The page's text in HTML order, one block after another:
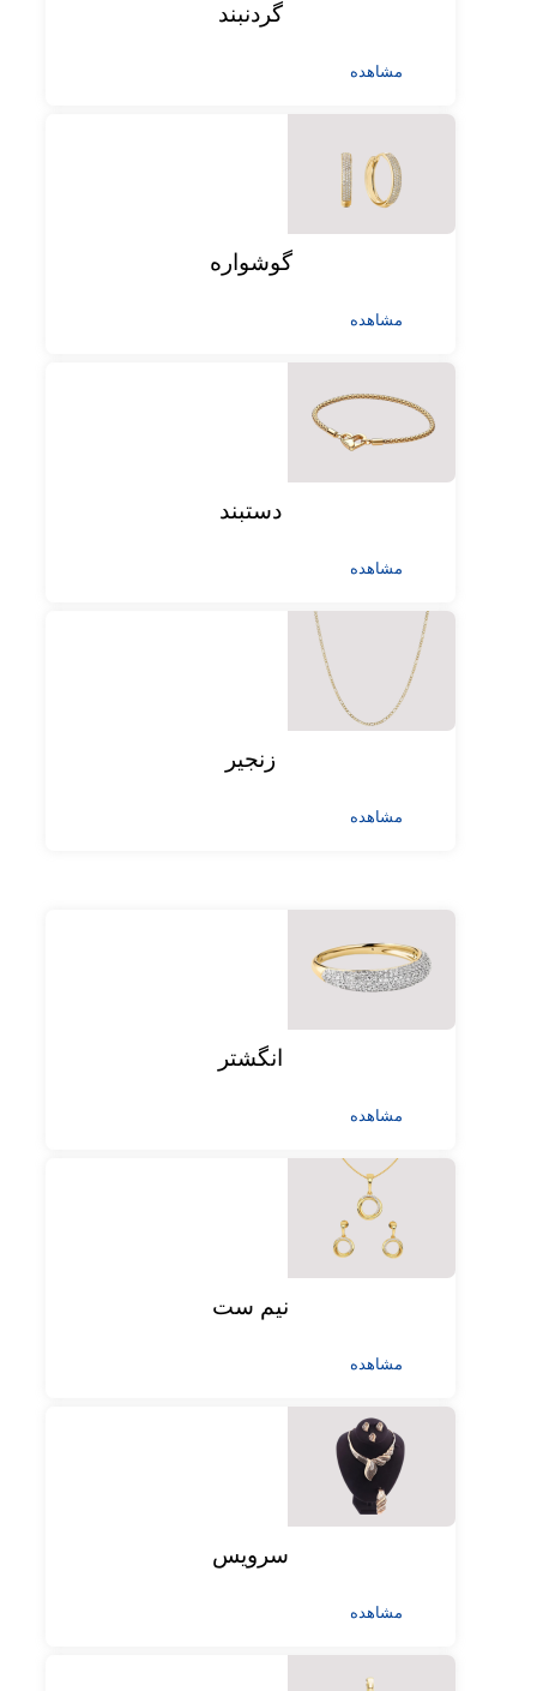
گردنبند
مشاهده
گوشواره
مشاهده
دستبند
مشاهده
زنجیر
مشاهده
انگشتر
مشاهده
نیم ست
مشاهده
سرویس
مشاهده